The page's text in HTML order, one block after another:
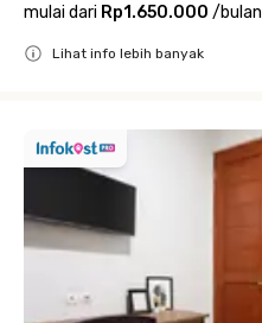
mulai dari Rp1.650.000 /bulan
Lihat info lebih banyak